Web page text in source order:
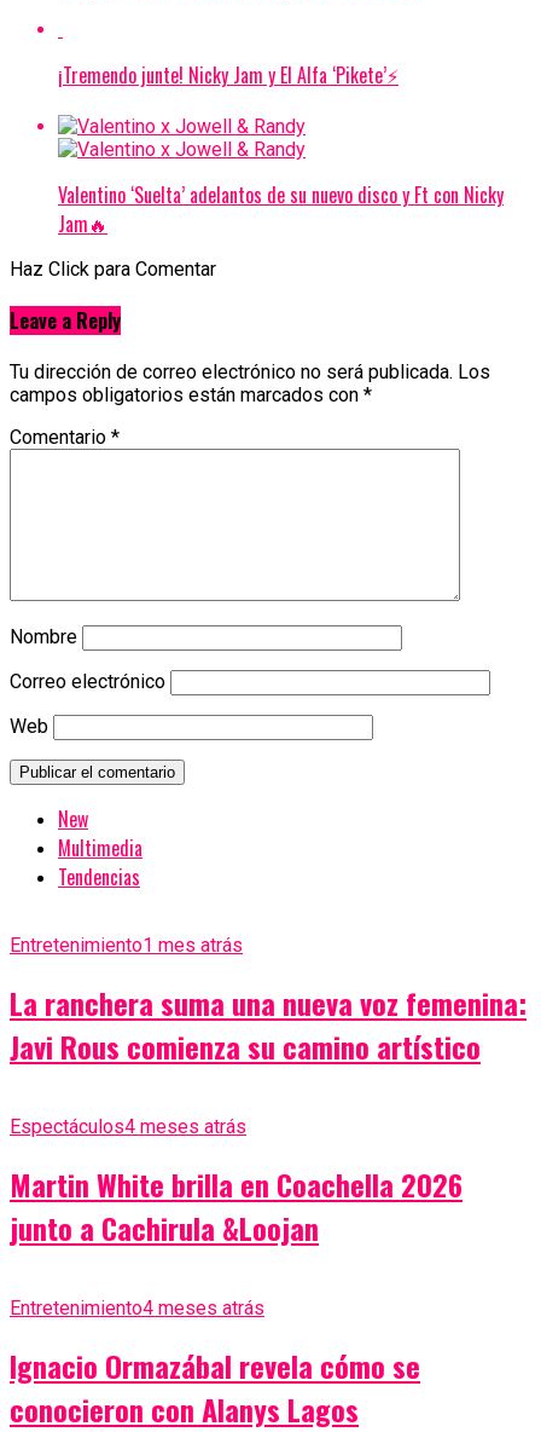
¡Tremendo junte! Nicky Jam y El Alfa ‘Pikete’⚡
Valentino ‘Suelta’ adelantos de su nuevo disco y Ft con Nicky
Jam🔥
Haz Click para Comentar
Leave a Reply
Tu dirección de correo electrónico no será publicada. Los
campos obligatorios están marcados con *
Comentario *
Nombre
Correo electrónico
Web
New
Multimedia
Tendencias
Entretenimiento1 mes atrás
La ranchera suma una nueva voz femenina:
Javi Rous comienza su camino artístico
Espectáculos4 meses atrás
Martin White brilla en Coachella 2026
junto a Cachirula &Loojan
Entretenimiento4 meses atrás
Ignacio Ormazábal revela cómo se
conocieron con Alanys Lagos